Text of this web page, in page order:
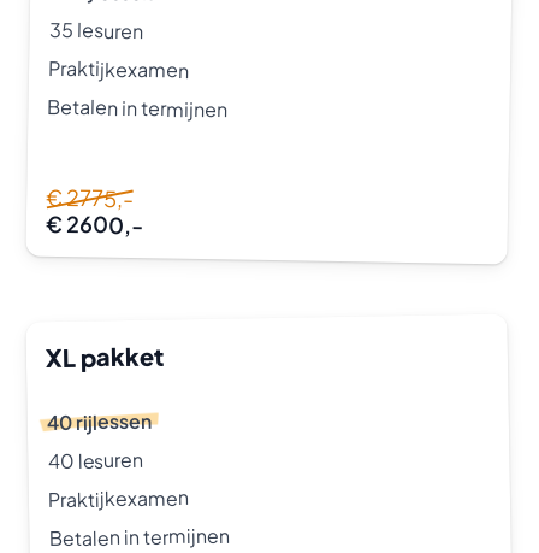
35 lesuren
Praktijkexamen
Betalen in termijnen
€ 2775,-
€ 2600,-
XL pakket
40 rijlessen
40 lesuren
Praktijkexamen
Betalen in termijnen